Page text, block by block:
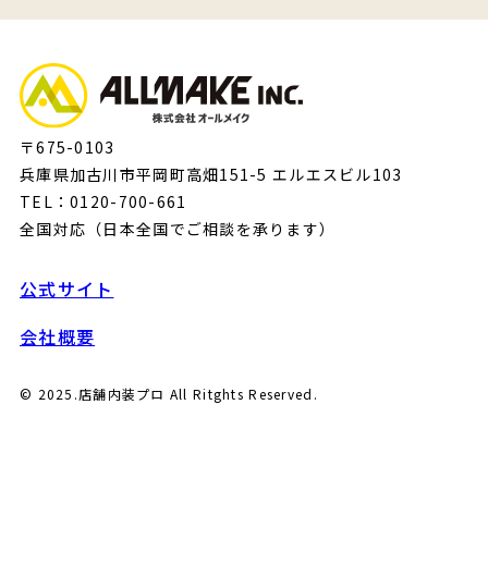
〒675-0103
兵庫県加古川市平岡町高畑151-5 エルエスビル103
TEL：0120-700-661
全国対応（日本全国でご相談を承ります）
公式サイト
会社概要
© 2025.店舗内装プロ All Ritghts Reserved.